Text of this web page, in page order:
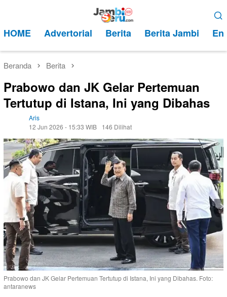
kontenMobile
HOME Advertorial Berita Berita Jambi
Beranda Berita
Prabowo dan JK Gelar Pertemuan
Tertutup di Istana, Ini yang Dibahas
Aris
12 Jun 2026 - 15:33 WIB
146 Dilihat
Prabowo dan JK Gelar Pertemuan Tertutup di Istana, Ini yang Dibahas. Foto:
antaranews